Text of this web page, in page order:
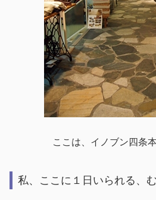
ここは、イノブン四条
私、ここに１日いられる、